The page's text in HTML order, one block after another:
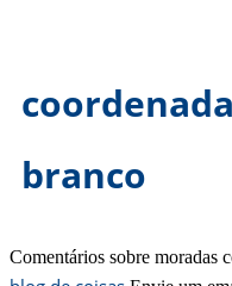
branco
Comentários sobre moradas